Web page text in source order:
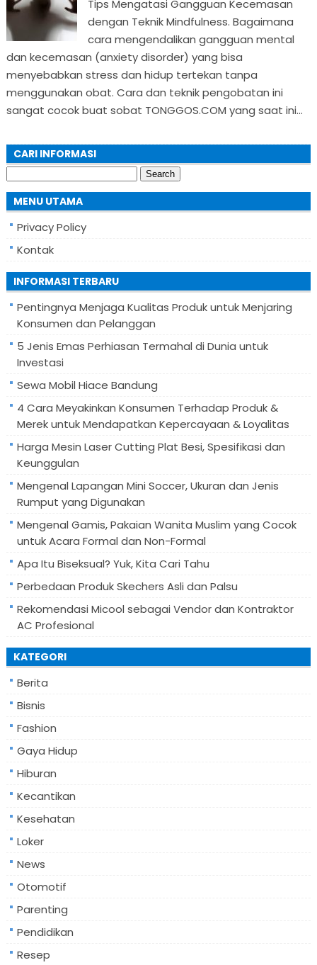
Tips Mengatasi Gangguan Kecemasan
dengan Teknik Mindfulness. Bagaimana
cara mengendalikan gangguan mental
dan kecemasan (anxiety disorder) yang bisa
menyebabkan stress dan hidup tertekan tanpa
menggunakan obat. Cara dan teknik pengobatan ini
sangat cocok buat sobat TONGGOS.COM yang saat ini...
CARI INFORMASI
for:
MENU UTAMA
Privacy Policy
Kontak
INFORMASI TERBARU
Pentingnya Menjaga Kualitas Produk untuk Menjaring
Konsumen dan Pelanggan
5 Jenis Emas Perhiasan Termahal di Dunia untuk
Investasi
Sewa Mobil Hiace Bandung
4 Cara Meyakinkan Konsumen Terhadap Produk &
Merek untuk Mendapatkan Kepercayaan & Loyalitas
Harga Mesin Laser Cutting Plat Besi, Spesifikasi dan
Keunggulan
Mengenal Lapangan Mini Soccer, Ukuran dan Jenis
Rumput yang Digunakan
Mengenal Gamis, Pakaian Wanita Muslim yang Cocok
untuk Acara Formal dan Non-Formal
Apa Itu Biseksual? Yuk, Kita Cari Tahu
Perbedaan Produk Skechers Asli dan Palsu
Rekomendasi Micool sebagai Vendor dan Kontraktor
AC Profesional
KATEGORI
Berita
Bisnis
Fashion
Gaya Hidup
Hiburan
Kecantikan
Kesehatan
Loker
News
Otomotif
Parenting
Pendidikan
Resep